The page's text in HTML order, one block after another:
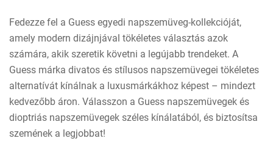
Fedezze fel a Guess egyedi napszemüveg-kollekcióját,
amely modern dizájnjával tökéletes választás azok
számára, akik szeretik követni a legújabb trendeket. A
Guess márka divatos és stílusos napszemüvegei tökéletes
alternatívát kínálnak a luxusmárkákhoz képest – mindezt
kedvezőbb áron. Válasszon a Guess napszemüvegek és
dioptriás napszemüvegek széles kínálatából, és biztosítsa
szemének a legjobbat!